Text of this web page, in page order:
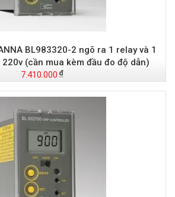
BL983320-2 ngõ ra 1 relay và 1
(cần mua kèm đầu đo độ dẫn)
7.410.000